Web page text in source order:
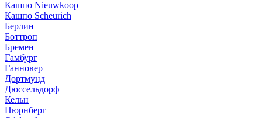
Кашпо Nieuwkoop
Кашпо Scheurich
Берлин
Боттроп
Бремен
Гамбург
Ганновер
Дортмунд
Дюссельдорф
Кельн
Нюрнберг